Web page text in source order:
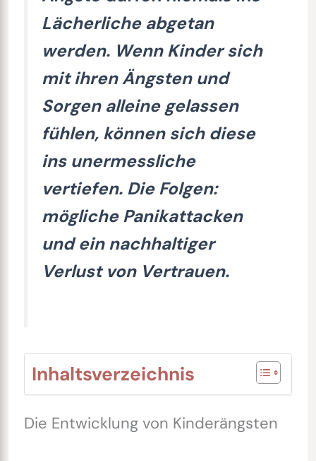
Lächerliche abgetan
werden. Wenn Kinder sich
mit ihren Ängsten und
Sorgen alleine gelassen
fühlen, können sich diese
ins unermessliche
vertiefen. Die Folgen:
mögliche Panikattacken
und ein nachhaltiger
Verlust von Vertrauen.
Inhaltsverzeichnis
Die Entwicklung von Kinderängsten